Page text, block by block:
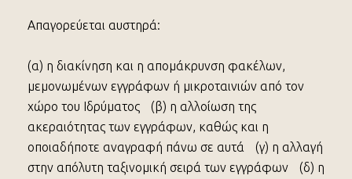
Απαγορεύεται αυστηρά:
(α) η διακίνηση και η απομάκρυνση φακέλων,
μεμονωμένων εγγράφων ή μικροταινιών από τον
χώρο του Ιδρύματος (β) η αλλοίωση της
ακεραιότητας των εγγράφων, καθώς και η
οποιαδήποτε αναγραφή πάνω σε αυτά (γ) η αλλαγή
στην απόλυτη ταξινομική σειρά των εγγράφων (δ) η